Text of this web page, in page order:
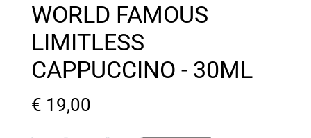
WORLD FAMOUS
LIMITLESS
CAPPUCCINO - 30ML
€ 19,00